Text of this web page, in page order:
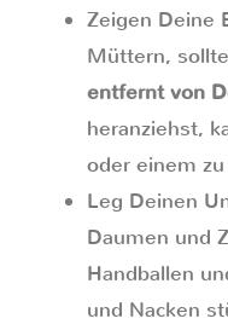
Zeigen Deine
Müttern,
entfernt von
heranziehst,
oder einem
Leg Deinen
Daumen und
Handballen
und Nacken